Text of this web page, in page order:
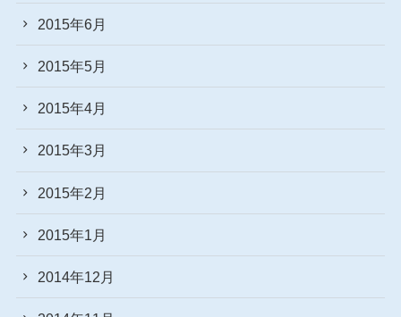
2015年6月
2015年5月
2015年4月
2015年3月
2015年2月
2015年1月
2014年12月